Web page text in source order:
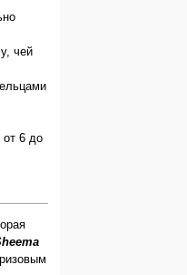
чей
6 до